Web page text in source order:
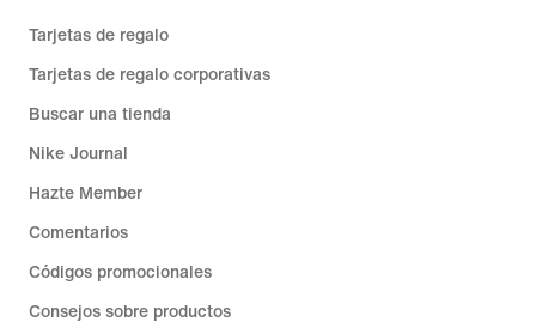
Tarjetas de regalo
Tarjetas de regalo corporativas
Buscar una tienda
Nike Journal
Hazte Member
Comentarios
Códigos promocionales
Consejos sobre productos